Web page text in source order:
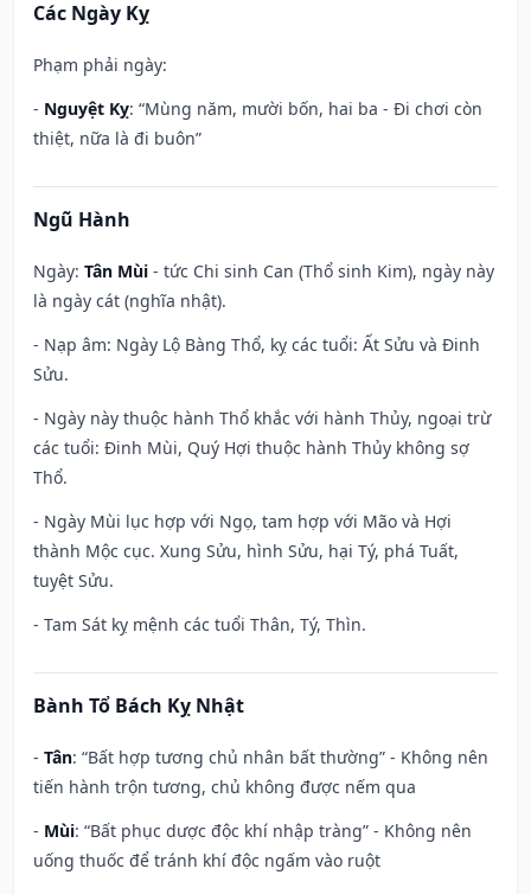
Các Ngày Kỵ
Phạm phải ngày:
- Nguyệt Kỵ: “Mùng năm, mười bốn, hai ba - Đi chơi còn
thiệt, nữa là đi buôn”
Ngũ Hành
Ngày: Tân Mùi - tức Chi sinh Can (Thổ sinh Kim), ngày này
là ngày cát (nghĩa nhật).
- Nạp âm: Ngày Lộ Bàng Thổ, kỵ các tuổi: Ất Sửu và Đinh
Sửu.
- Ngày này thuộc hành Thổ khắc với hành Thủy, ngoại trừ
các tuổi: Đinh Mùi, Quý Hợi thuộc hành Thủy không sợ
Thổ.
- Ngày Mùi lục hợp với Ngọ, tam hợp với Mão và Hợi
thành Mộc cục. Xung Sửu, hình Sửu, hại Tý, phá Tuất,
tuyệt Sửu.
- Tam Sát kỵ mệnh các tuổi Thân, Tý, Thìn.
Bành Tổ Bách Kỵ Nhật
- Tân: “Bất hợp tương chủ nhân bất thường” - Không nên
tiến hành trộn tương, chủ không được nếm qua
- Mùi: “Bất phục dược độc khí nhập tràng” - Không nên
uống thuốc để tránh khí độc ngấm vào ruột